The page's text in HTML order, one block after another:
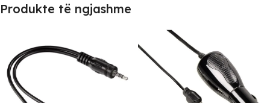
Produkte të ngjashme